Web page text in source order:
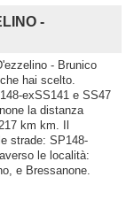
-
- Brunico
hai scelto.
exSS141 e SS47
la distanza
km km. Il
strade: SP148-
le località:
e Bressanone.